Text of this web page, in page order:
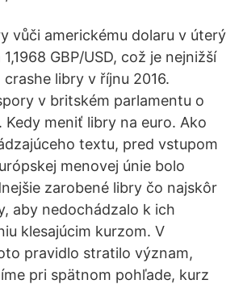
vůči americkému dolaru v úterý
GBP/USD, což je nejnižší
libry v říjnu 2016.
v britském parlamentu o
meniť libry na euro. Ako
textu, pred vstupom
menovej únie bolo
zarobené libry čo najskôr
aby nedochádzalo k ich
klesajúcim kurzom. V
pravidlo stratilo význam,
pri spätnom pohľade, kurz